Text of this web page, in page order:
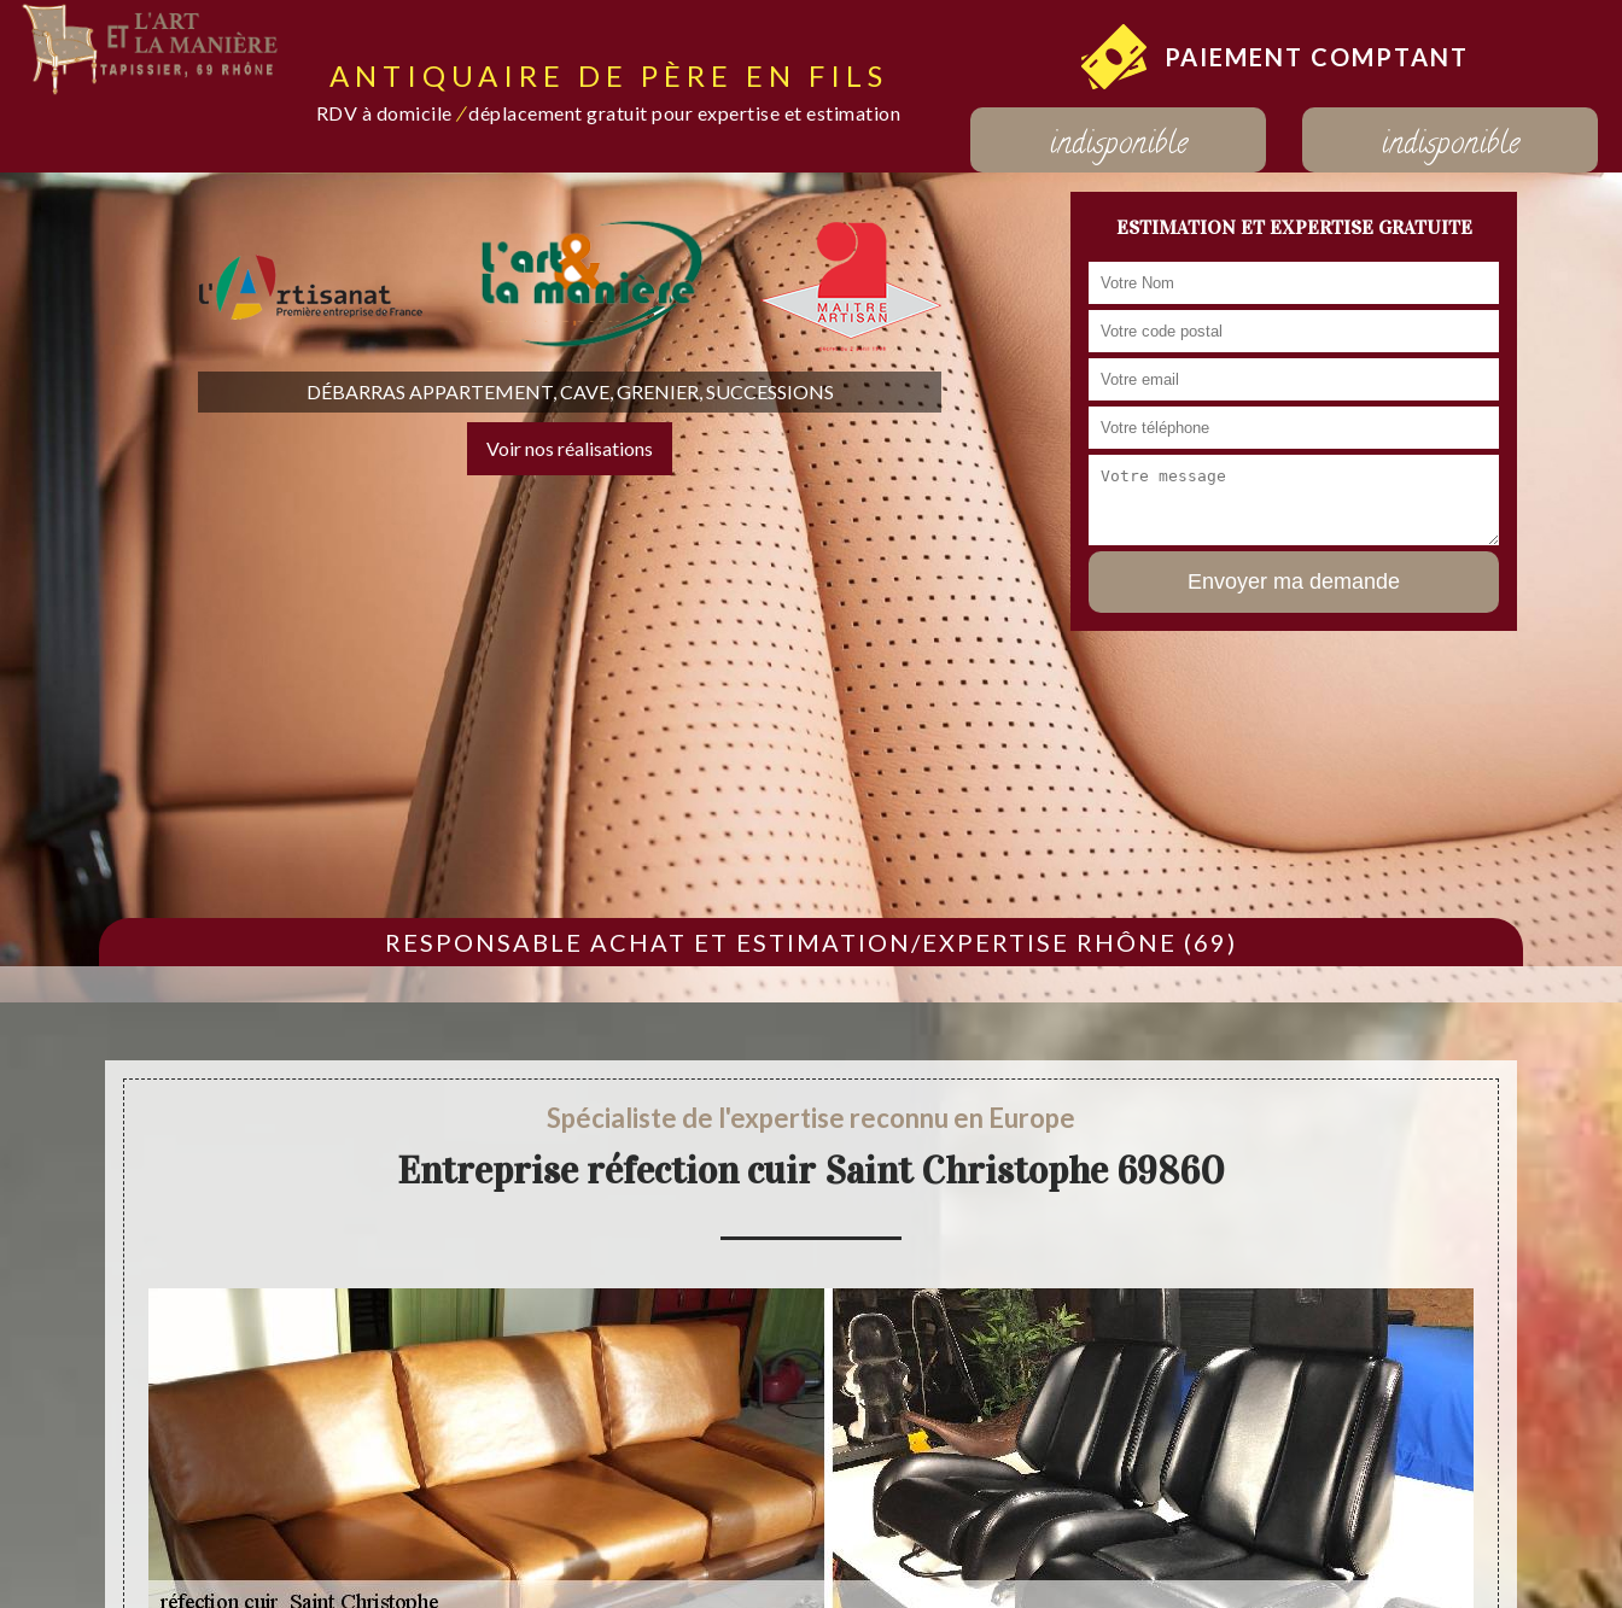
ANTIQUAIRE DE PÈRE EN FILS
RDV à domicile /déplacement gratuit pour expertise et estimation
PAIEMENT COMPTANT
indisponible indisponible
DÉBARRAS APPARTEMENT, CAVE, GRENIER, SUCCESSIONS
Voir nos réalisations
ESTIMATION ET EXPERTISE GRATUITE
RESPONSABLE ACHAT ET ESTIMATION/EXPERTISE RHÔNE (69)
Spécialiste de l'expertise reconnu en Europe
Entreprise réfection cuir Saint Christophe 69860